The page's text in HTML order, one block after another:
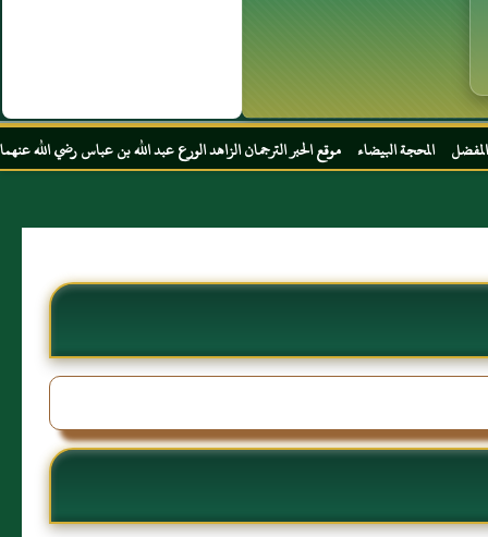
موقع الحبر الترجمان الزاهد الورع عبد الله بن عباس رضي الله عنهما